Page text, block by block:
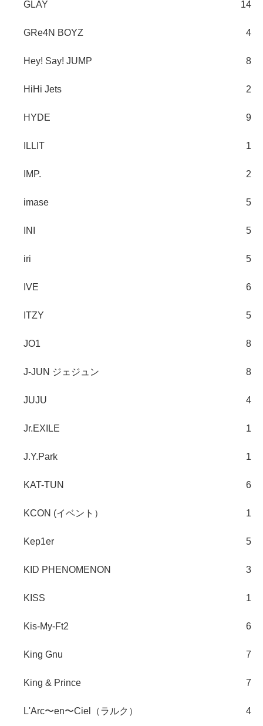
GLAY 14
GRe4N BOYZ 4
Hey! Say! JUMP 8
HiHi Jets 2
HYDE 9
ILLIT 1
IMP. 2
imase 5
INI 5
iri 5
IVE 6
ITZY 5
JO1 8
J-JUN ジェジュン 8
JUJU 4
Jr.EXILE 1
J.Y.Park 1
KAT-TUN 6
KCON (イベント） 1
Kep1er 5
KID PHENOMENON 3
KISS 1
Kis-My-Ft2 6
King Gnu 7
King & Prince 7
L'Arc〜en〜Ciel（ラルク） 4